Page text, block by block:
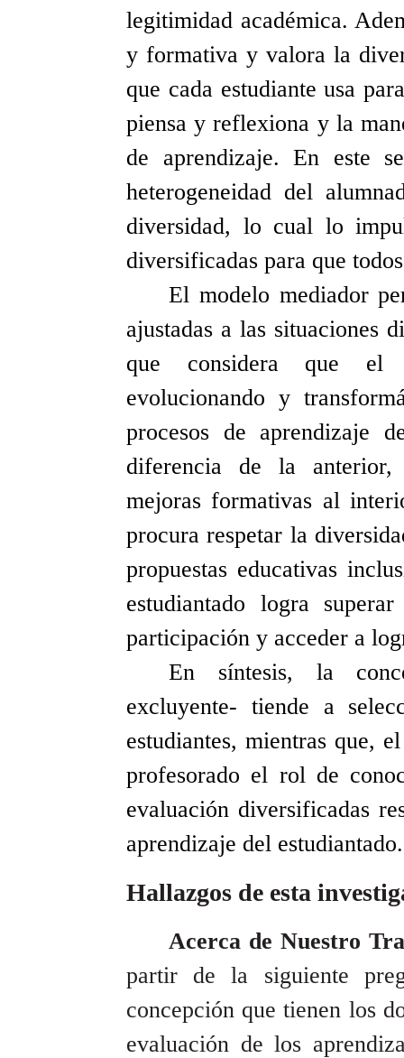
legitimidad académica.
y formativa y valora la
que cada estudiante usa
piensa y reflexiona y la
de aprendizaje. En este
heterogeneidad del
diversidad, lo cual lo
diversificadas para que
El modelo mediador
ajustadas a las situaciones
que considera que el
evolucionando y
procesos de aprendizaje
diferencia de la anterior,
mejoras formativas al
procura respetar la
propuestas educativas
estudiantado logra
participación y acceder a
En síntesis, la
excluyente- tiende a
estudiantes, mientras que,
profesorado el rol de
evaluación diversificadas
aprendizaje del estudiantado.
Hallazgos de esta
Acerca de Nuestro
partir de la siguiente
concepción que tienen los
evaluación de los